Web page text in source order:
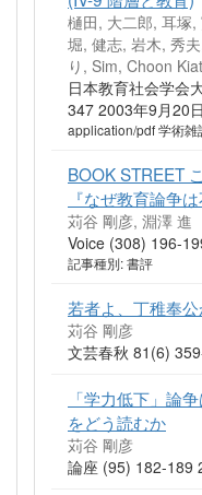
樋田, 大二郎, 耳塚
堀, 健志, 岩木, 秀
り, Sim, Choon Kiat
日本教育社会学会
347 2003年9月20日
application/pdf 学術雑
BOOK STREET
『なぜ教育論争
苅谷 剛彦, 淵澤 進
Voice (308) 196-
記事種別: 書評
若者よ、丁稚奉
苅谷 剛彦
文芸春秋 81(6)
「学力低下」論
をどう読むか
苅谷 剛彦
論座 (95) 182-189